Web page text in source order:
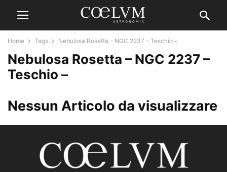
Home Tags Nebulosa Rosetta – NGC 2237 – Teschio –
Nebulosa Rosetta – NGC 2237 –
Teschio –
Nessun Articolo da visualizzare